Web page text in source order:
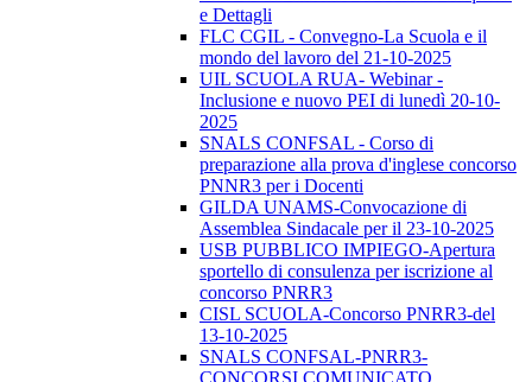
e Dettagli
FLC CGIL - Convegno-La Scuola e il
mondo del lavoro del 21-10-2025
UIL SCUOLA RUA- Webinar -
Inclusione e nuovo PEI di lunedì 20-10-
2025
SNALS CONFSAL - Corso di
preparazione alla prova d'inglese concorso
PNNR3 per i Docenti
GILDA UNAMS-Convocazione di
Assemblea Sindacale per il 23-10-2025
USB PUBBLICO IMPIEGO-Apertura
sportello di consulenza per iscrizione al
concorso PNRR3
CISL SCUOLA-Concorso PNRR3-del
13-10-2025
SNALS CONFSAL-PNRR3-